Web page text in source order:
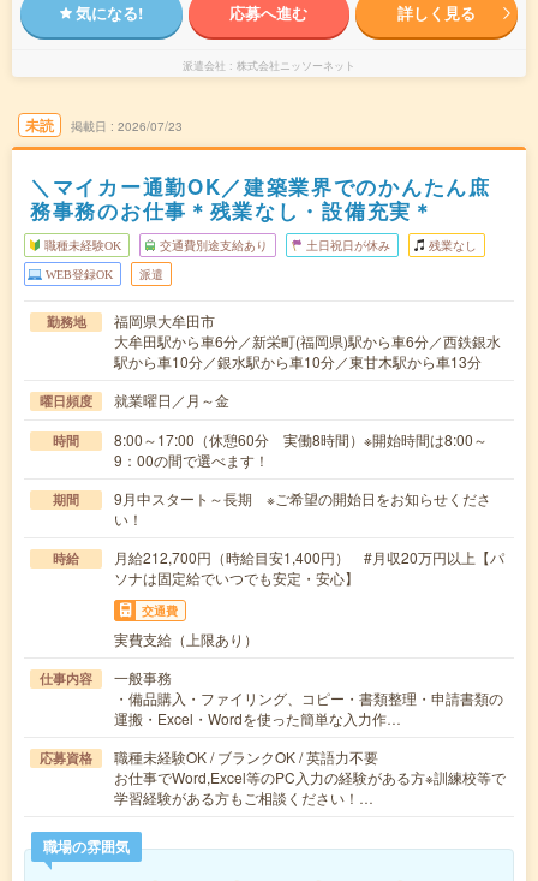
気になる! 応募へ進む 詳しく見る
派遣会社 株式会社ニッソーネット
未読 掲載日 2026/07/23
＼マイカー通勤OK／建築業界でのかんたん庶
務事務のお仕事＊残業なし・設備充実＊
職種未経験OK 交通費別途支給あり 土日祝日が休み 残業なし
WEB登録OK 派遣
勤務地
福岡県大牟田市
大牟田駅から車6分／新栄町(福岡県)駅から車6分／西鉄銀水
駅から車10分／銀水駅から車10分／東甘木駅から車13分
曜日頻度 就業曜日／月～金
時間
8:00～17:00（休憩60分 実働8時間）※開始時間は8:00～
9：00の間で選べます！
期間
9月中スタート～長期 ※ご希望の開始日をお知らせくださ
い！
時給
月給212,700円（時給目安1,400円） #月収20万円以上【パ
ソナは固定給でいつでも安定・安心】
交通費
実費支給（上限あり）
仕事内容
一般事務
・備品購入・ファイリング、コピー・書類整理・申請書類の
運搬・Excel・Wordを使った簡単な入力作…
応募資格
職種未経験OK / ブランクOK / 英語力不要
お仕事でWord,Excel等のPC入力の経験がある方※訓練校等で
学習経験がある方もご相談ください！…
職場の雰囲気